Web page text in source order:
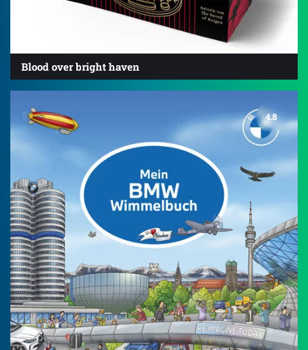
Blood over bright haven
4.8